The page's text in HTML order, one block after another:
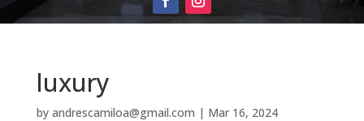
luxury
by andrescamiloa@gmail.com | Mar 16, 2024